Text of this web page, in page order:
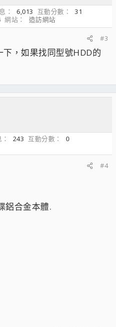
6,013 互動分數
31
網站
造訪網站
#3
，如果找同型號HDD的
243 互動分數
0
#4
鋁合金本體.